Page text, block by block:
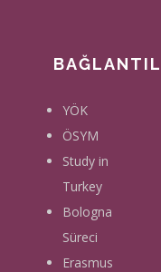
YÖK
ÖSYM
Study in
Turkey
Bologna
Süreci
Erasmus